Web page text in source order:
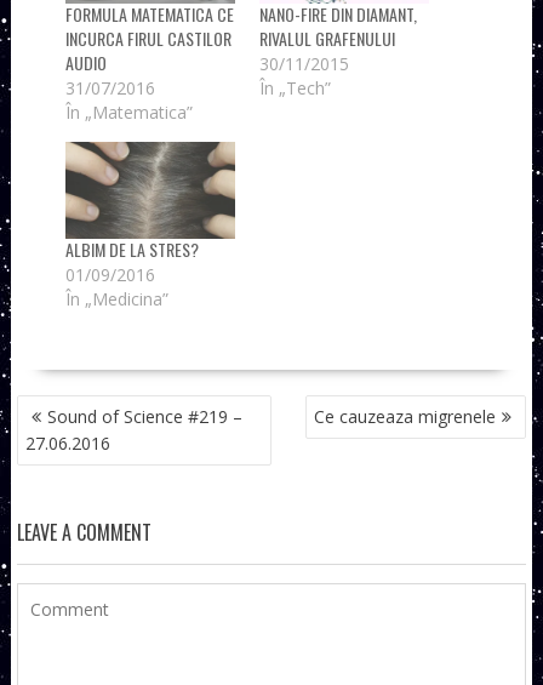
FORMULA MATEMATICA CE
INCURCA FIRUL CASTILOR
AUDIO
31/07/2016
În „Matematica”
NANO-FIRE DIN DIAMANT,
RIVALUL GRAFENULUI
30/11/2015
În „Tech”
ALBIM DE LA STRES?
01/09/2016
În „Medicina”
NAVIGARE
ÎN
ARTICOLE
Sound of Science #219 –
27.06.2016
Ce cauzeaza migrenele
LEAVE A COMMENT